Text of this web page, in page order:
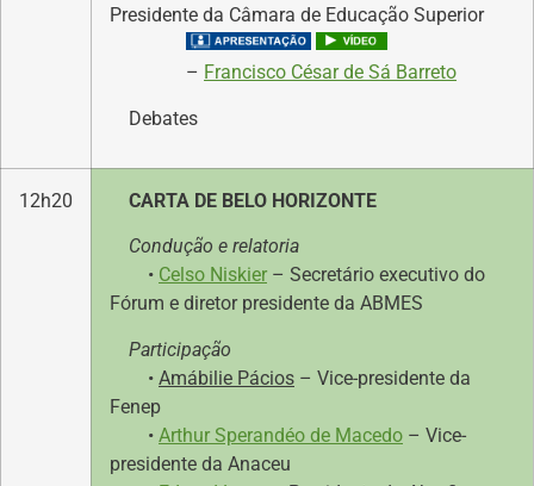
Presidente da Câmara de Educação Superior
– Francisco César de Sá Barreto
Debates
12h20 CARTA DE BELO HORIZONTE
Condução e relatoria
• Celso Niskier – Secretário executivo do
Fórum e diretor presidente da ABMES
Participação
• Amábilie Pácios – Vice-presidente da
Fenep
• Arthur Sperandéo de Macedo – Vice-
presidente da Anaceu